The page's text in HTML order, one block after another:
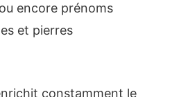
encore prénoms
et pierres
constamment le